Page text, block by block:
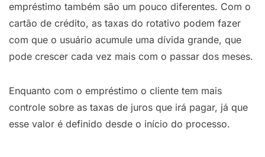
empréstimo também são um pouco diferentes. Com o
cartão de crédito, as taxas do rotativo podem fazer
com que o usuário acumule uma dívida grande, que
pode crescer cada vez mais com o passar dos meses.
Enquanto com o empréstimo o cliente tem mais
controle sobre as taxas de juros que irá pagar, já que
esse valor é definido desde o início do processo.